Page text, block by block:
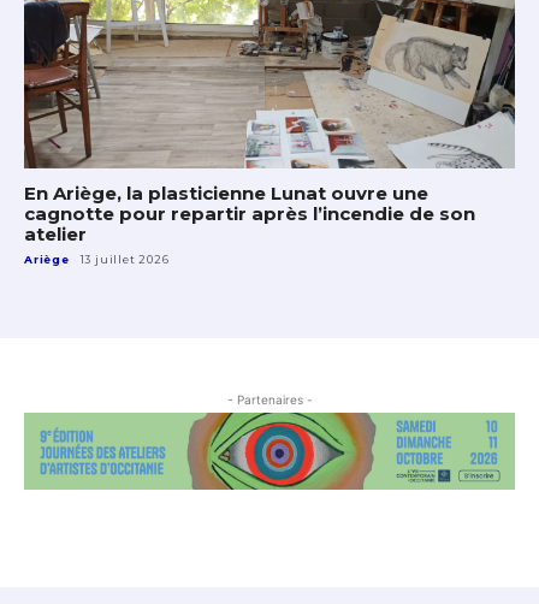
En Ariège, la plasticienne Lunat ouvre une
cagnotte pour repartir après l’incendie de son
atelier
Ariège 13 juillet 2026
- Partenaires -